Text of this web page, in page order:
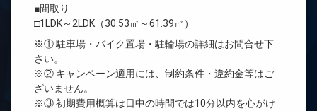
■間取り
□1LDK～2LDK（30.53㎡～61.39㎡）
※① 駐車場・バイク置場・駐輪場の詳細はお問合せ下
さい。
※② キャンペーン適用には、制約条件・違約金等はご
ざいません。
※③ 初期費用概算は日中の時間では10分以内を心がけ